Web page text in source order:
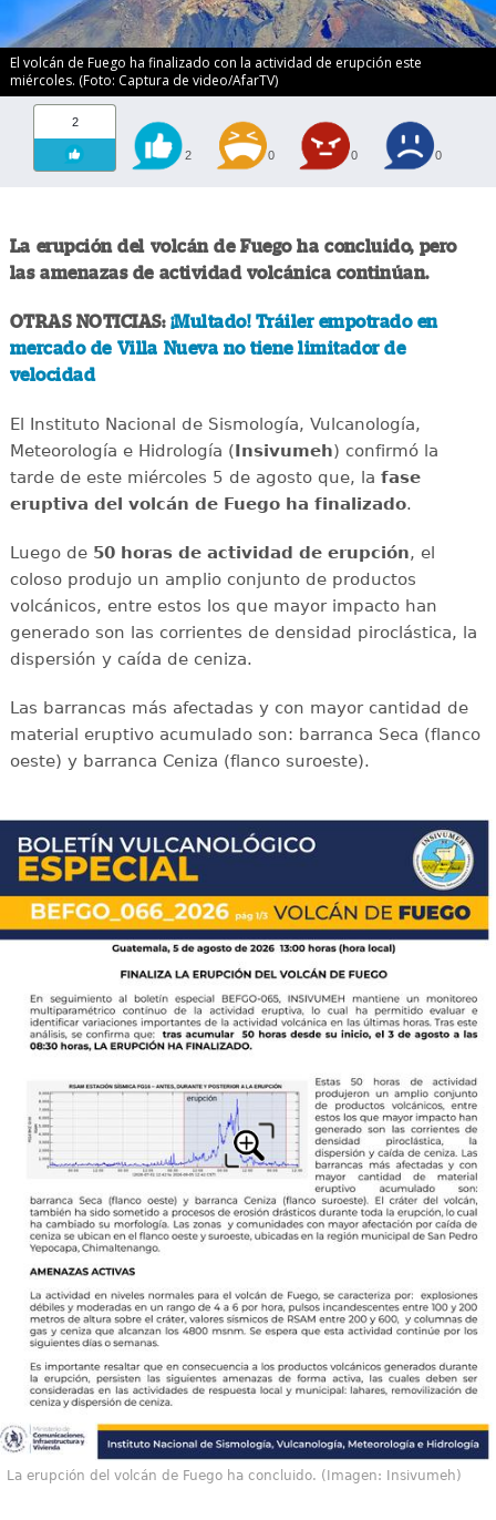
El volcán de Fuego ha finalizado con la actividad de erupción este
miércoles. (Foto: Captura de video/AfarTV)
2
2 0 0 0
La erupción del volcán de Fuego ha concluido, pero
las amenazas de actividad volcánica continúan.
OTRAS NOTICIAS: ¡Multado! Tráiler empotrado en
mercado de Villa Nueva no tiene limitador de
velocidad
El Instituto Nacional de Sismología, Vulcanología,
Meteorología e Hidrología (Insivumeh) confirmó la
tarde de este miércoles 5 de agosto que, la fase
eruptiva del volcán de Fuego ha finalizado.
Luego de 50 horas de actividad de erupción, el
coloso produjo un amplio conjunto de productos
volcánicos, entre estos los que mayor impacto han
generado son las corrientes de densidad piroclástica, la
dispersión y caída de ceniza.
Las barrancas más afectadas y con mayor cantidad de
material eruptivo acumulado son: barranca Seca (flanco
oeste) y barranca Ceniza (flanco suroeste).
La erupción del volcán de Fuego ha concluido. (Imagen: Insivumeh)